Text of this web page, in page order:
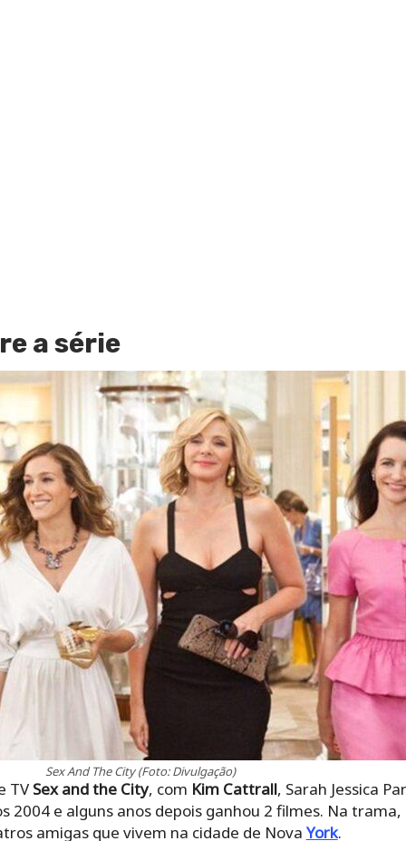
a série
Sex And The City (Foto: Divulgação)
TV Sex and the City, com Kim Cattrall, Sarah Jessica
2004 e alguns anos depois ganhou 2 filmes. Na
amigas que vivem na cidade de Nova York.